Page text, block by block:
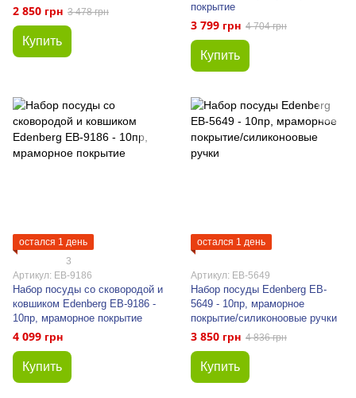
2 850 грн 3 478 грн
Купить
покрытие
3 799 грн 4 704 грн
Купить
остался 1 день
3
Артикул: EB-9186
Набор посуды со сковородой и
ковшиком Edenberg EB-9186 -
10пр, мраморное покрытие
4 099 грн
Купить
остался 1 день
Артикул: EB-5649
Набор посуды Edenberg EB-
5649 - 10пр, мраморное
покрытие/силиконоовые ручки
3 850 грн 4 836 грн
Купить